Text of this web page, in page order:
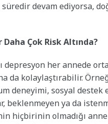
devam ediyorsa,
Çok Risk Altında?
depresyon her annede
da kolaylaştırabilir.
deneyimi, sosyal
beklenmeyen ya da
hiçbirinin olmadığı